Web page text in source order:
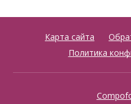
Карта сайта
Политика